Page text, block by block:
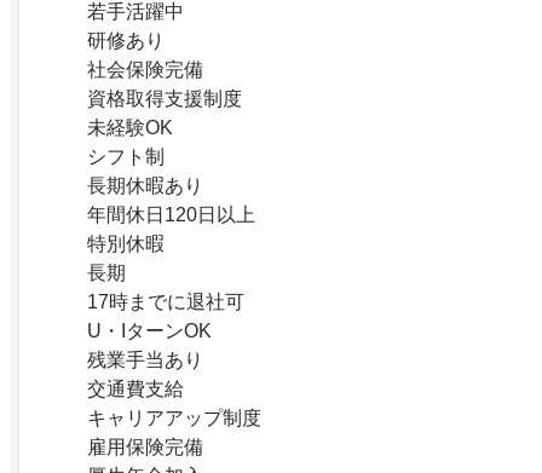
若手活躍中
研修あり
社会保険完備
資格取得支援制度
未経験OK
シフト制
長期休暇あり
年間休日120日以上
特別休暇
長期
17時までに退社可
U・IターンOK
残業手当あり
交通費支給
キャリアアップ制度
雇用保険完備